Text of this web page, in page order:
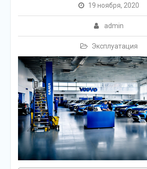
19 ноября, 2020
admin
Эксплуатация